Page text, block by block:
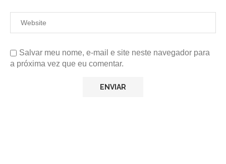
Salvar meu nome, e-mail e site neste navegador para
a próxima vez que eu comentar.